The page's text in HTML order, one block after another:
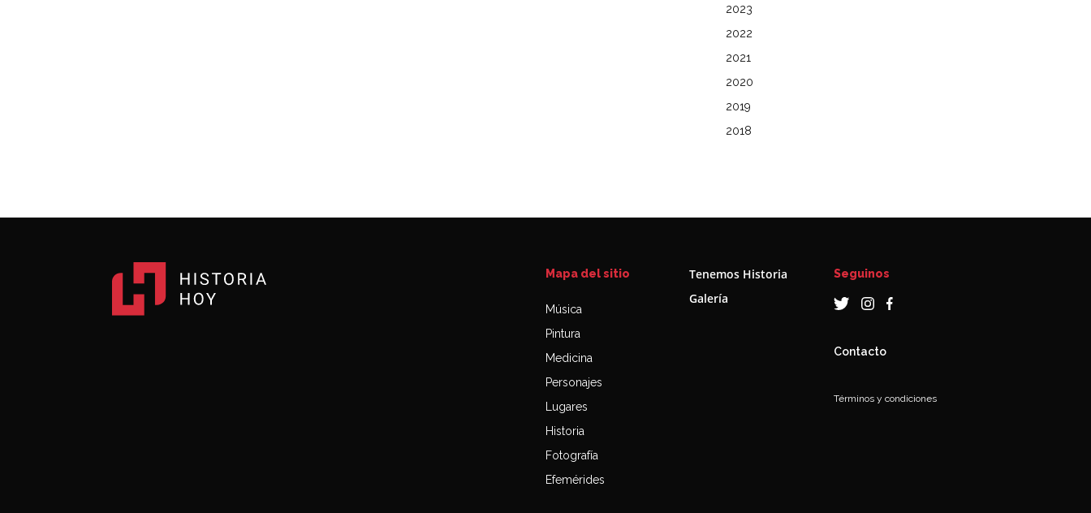
2023
2022
2021
2020
2019
2018
Mapa del sitio
Música
Pintura
Medicina
Personajes
Lugares
Historia
Fotografía
Efemérides
Tenemos Historia
Galería
Seguinos
Contacto
Términos y condiciones